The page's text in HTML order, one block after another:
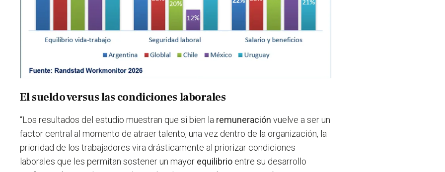
El sueldo versus las condiciones laborales
“Los resultados del estudio muestran que si bien la remuneración vuelve a ser un
factor central al momento de atraer talento, una vez dentro de la organización, la
prioridad de los trabajadores vira drásticamente al priorizar condiciones
laborales que les permitan sostener un mayor equilibrio entre su desarrollo